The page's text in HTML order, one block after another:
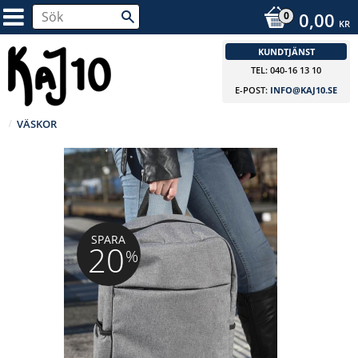
0,00 KR
KUNDTJÄNST
TEL: 040-16 13 10
E-POST: INFO@KAJ10.SE
VÄSKOR
SPARA
20%